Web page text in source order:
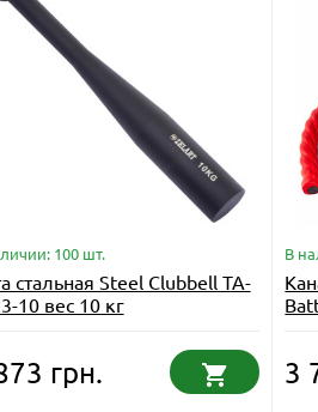
100 шт.
стальная Steel Clubbell TA-
10 вес 10 кг
грн.
В
3